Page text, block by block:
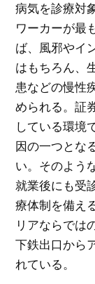
病気を診療対
ワーカーが最
ば、風邪やイ
はもちろん、
患などの慢性
められる。証
している環境
因の一つとな
い。そのよう
就業後にも受
療体制を備え
リアならでは
下鉄出口から
れている。